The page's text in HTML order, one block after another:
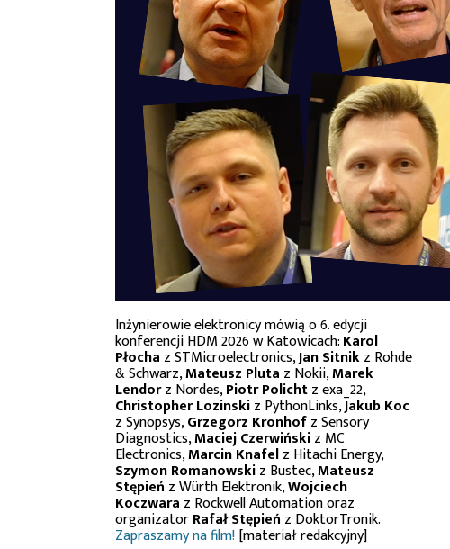
Inżynierowie elektronicy mówią o 6. edycji
konferencji HDM 2026 w Katowicach:Karol
Płocha z STMicroelectronics,Jan Sitnikz Rohde
& Schwarz,Mateusz Pluta z Nokii,Marek
Lendorz Nordes,Piotr Polichtz exa_22,
Christopher Lozinskiz PythonLinks,Jakub Koc
z Synopsys,Grzegorz Kronhofz Sensory
Diagnostics,Maciej Czerwińskiz MC
Electronics,Marcin Knafelz Hitachi Energy,
Szymon Romanowskiz Bustec,Mateusz
Stępień z Würth Elektronik,Wojciech
Koczwara z Rockwell Automation oraz
organizatorRafał Stępień z DoktorTronik.
Zapraszamy na film![materiał redakcyjny]